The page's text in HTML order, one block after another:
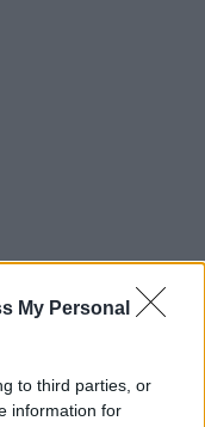
My Personal
to third parties, or
information for